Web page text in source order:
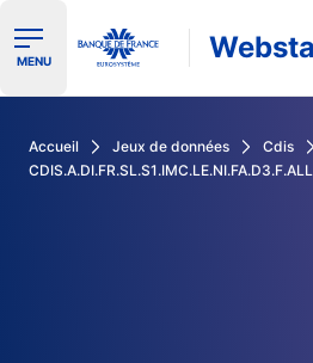
Ouvrir le menu de navigation
MENU
Accueil Jeux de données
Cdis